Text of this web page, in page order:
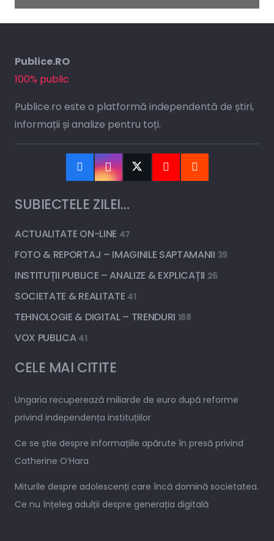
Publice.RO
100% public
Publice.ro este o platformă independentă de știri,
informații și analize pentru toți.
SUBIECTELE ZILEI…
ACTUALITATE ON-LINE 47
FOTO & REPORTAJ – IMAGINILE SAPTAMANII 39
INSTITUȚII PUBLICE – ANALIZE & EXPLICAȚII 26
SOCIETATE & REALITATE 41
TEHNOLOGIE & DIGITAL – TRENDURI 188
VOX PUBLICA 41
CELE MAI CITITE
Ungaria recuperează miliarde de euro după reforme
privind independența instituțiilor
Ce se știe despre informațiile apărute în presă privind
Catherine O’Hara
Miturile despre adolescenți care încă domină societatea.
Ce nu înțeleg adulții despre generația digitală